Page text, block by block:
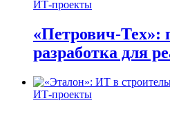
ИТ-проекты
«Петрович-Тех»:
разработка для
ИТ-проекты